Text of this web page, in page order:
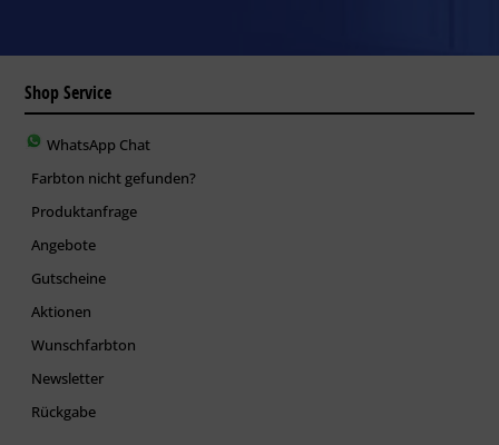
Shop Service
WhatsApp Chat
Farbton nicht gefunden?
Produktanfrage
Angebote
Gutscheine
Aktionen
Wunschfarbton
Newsletter
Rückgabe